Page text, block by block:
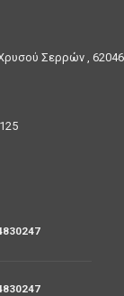
Σερρών , 62046